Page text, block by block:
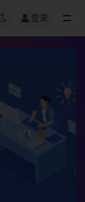
登录